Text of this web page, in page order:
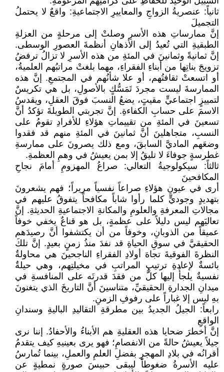
ثانياً: عنصريةُ الزواجِ والمعاييرِ الاجتماعيةِ: واقعٌ لا يحتملُ
التجميلَ
إنَّ ممارساتِ هذه الأسرِ وصلتْ إلى مرحلةٍ من العزلةِ
الطبقيةِ التي تُعيدُ إلى الأذهانِ أنظمةَ العصورِ الوسطى.
إنَّ ثمانيةً وثمانينَ في المئةِ من هذه الأسرِ لا تزالُ ترفضُ
تزويجَ بناتِها من أبناءِ الفقراءِ، مهما بلغتْ مراتبُهم العلميةُ،
أو اتسعتْ ثقافتُهم، أو علا شأنُهم في المجتمعِ. إنَّ هذه
الممارسةَ ليست مجردَ تَمَسُّكٍ بالأصولِ، بل هي تكريسٌ
لتمييزٍ اجتماعيٍّ مقيتٍ، يضعُ النسبَ فوقَ العقلِ، ويقدسُ
الاسمَ على حسابِ الكفاءةِ. إنَّ تجربتي الطويلةَ تؤكدُ أنَّ
تسعينَ في المئةِ من تقييماتِ هؤلاءِ للأفرادِ تقومُ على
النسبِ، متجاهلينَ أنَّ ثمانينَ في المئةِ منهم قد فقدوا
وضعَهم الماديَّ السابقَ، ومع ذلك يصرونَ على ممارسةِ
غطرسةٍ جوفاءَ لا تليقُ إلا بمن يعيشُ في وهمِ العظمةِ.
ثالثاً: سيكولوجيةُ التعالي: صراعُ المهزومِ أمامَ نجاحِ
المكافحينَ
أرى في عيونِ هؤلاءِ صراعاً نفسياً مريراً؛ فهم يشعرونَ
بتهديدٍ وجوديٍّ كلما رأوا شاباً مكافحاً يتفوقُ عليهم في
مجالاتِ المعرفةِ والعلومِ والمكانةِ الاجتماعيةِ الحديثةِ. إنَّ
تعاليَهم ليس دليلاً على عظمةٍ، بل هو قناعٌ يخفي خوفاً
عميقاً من الذوبانِ، وخوفاً من أن يكتشفوا أنَّ رصيدَهم
الحقيقيَّ في سوقِ الحياةِ قد نفدَ منذُ زمنٍ بعيدٍ. إنَّ تلكَ
النظرةَ الفوقيةَ تجاهَ أولادِ الفقراءِ الناجحينَ هي محاولةٌ
بائسةٌ لإعادةِ ترتيبِ المراتبِ في مخيلتِهم، وهي حيلةٌ
نفسيةٌ يلجأُ إليها كلُّ من فقدَ قدرتَه على المنافسةِ في
ميدانِ الجدارةِ الحقيقيِّ، متناسينَ أنَّ التاريخَ الذي يتغنونَ
بهِ ليس إلا غباراً على رفوفِ الزمنِ.
رابعاً: الجيلُ الجديدُ بين مطرقةِ التقاليدِ الباليةِ وسندانِ
الواقعِ
إنَّ أخطرَ ضحايا هذه العقليةِ هم الأبناءُ والأحفادُ. إننا نرى
جيلاً يعيشُ حالةً من الانفصامِ؛ فهو يرى بعينيهِ كيف يتقدمُ
أقرانُه في بلادِ المهجرِ بفضلِ العلمِ والعملِ، بينما تُمارسُ
عليه الأسرةُ ضغوطاً ليبقى حبيسَ صورةٍ نمطيةٍ عن